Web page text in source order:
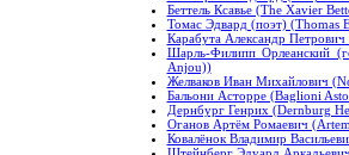
Беттель Ксавье (The Xavier
Томас Эдвард (поэт) (Thomas
Карабута Александр
Шарль-Филипп Орлеанский
Anjou))
Желваков Иван Михайлович
Бальони Асторре (Baglioni
Дернбург Генрих (Dernburg
Оганов Артём Ромаевич
Ковалёнок Владимир